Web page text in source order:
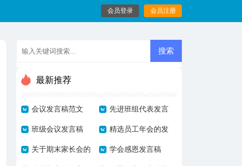
会员登录 会员注册
最新推荐
会议发言稿范文 先进班组代表发言
稿
班级会议发言稿 精选员工年会的发
言稿范文汇编九篇
关于期末家长会的 学会感恩发言稿